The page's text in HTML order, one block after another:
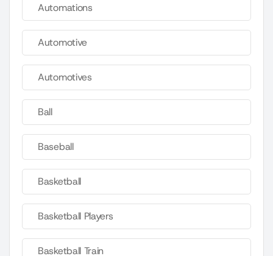
Automations
Automotive
Automotives
Ball
Baseball
Basketball
Basketball Players
Basketball Train